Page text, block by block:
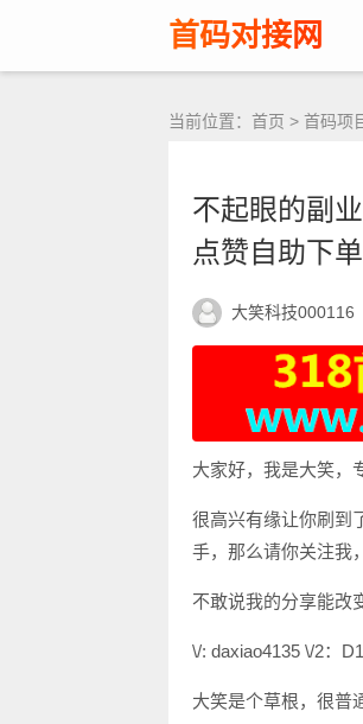
首码对接网
当前位置： 首页 > 首码项
不起眼的副
点赞自助下
大笑科技000116
大家好，我是大笑，
很高兴有缘让你刷到
手，那么请你关注我
不敢说我的分享能改
\/: daxiao4135 \/2：
大笑是个草根，很普